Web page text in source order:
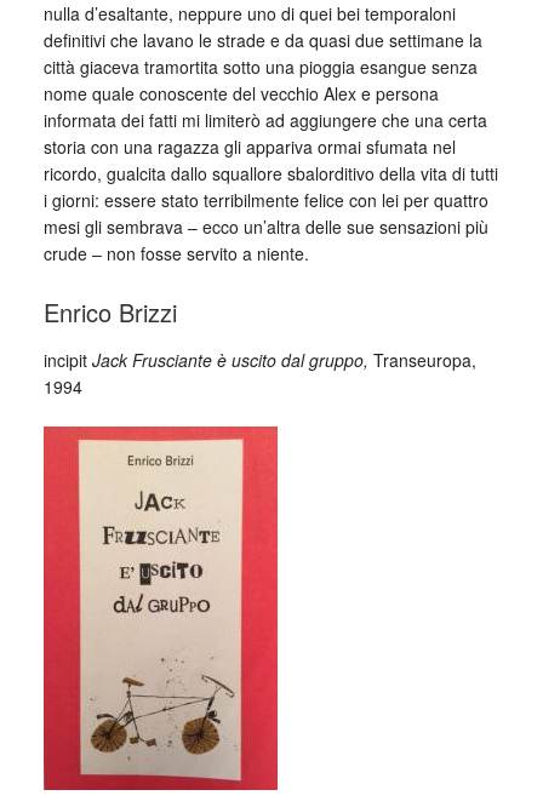
nulla d’esaltante, neppure uno di quei bei temporaloni
definitivi che lavano le strade e da quasi due settimane la
città giaceva tramortita sotto una pioggia esangue senza
nome quale conoscente del vecchio Alex e persona
informata dei fatti mi limiterò ad aggiungere che una certa
storia con una ragazza gli appariva ormai sfumata nel
ricordo, gualcita dallo squallore sbalorditivo della vita di tutti
i giorni: essere stato terribilmente felice con lei per quattro
mesi gli sembrava – ecco un’altra delle sue sensazioni più
crude – non fosse servito a niente.
Enrico Brizzi
incipit Jack Frusciante è uscito dal gruppo, Transeuropa,
1994